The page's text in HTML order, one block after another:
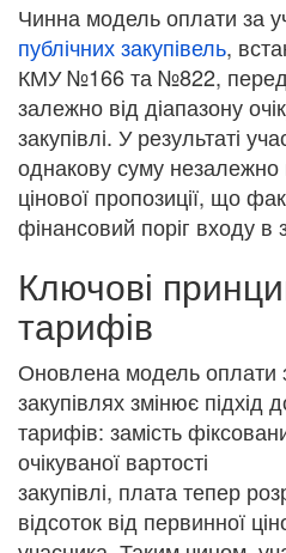
Чинна модель оплати за
публічних закупівель,
КМУ №166 та №822,
залежно від діапазону
закупівлі. У результаті
однакову суму незалежно
цінової пропозиції, що
фінансовий поріг входу в
Ключові
тарифів
Оновлена модель оплати
закупівлях змінює
тарифів: замість
очікуваної вартості
закупівлі, плата тепер
відсоток від первинної